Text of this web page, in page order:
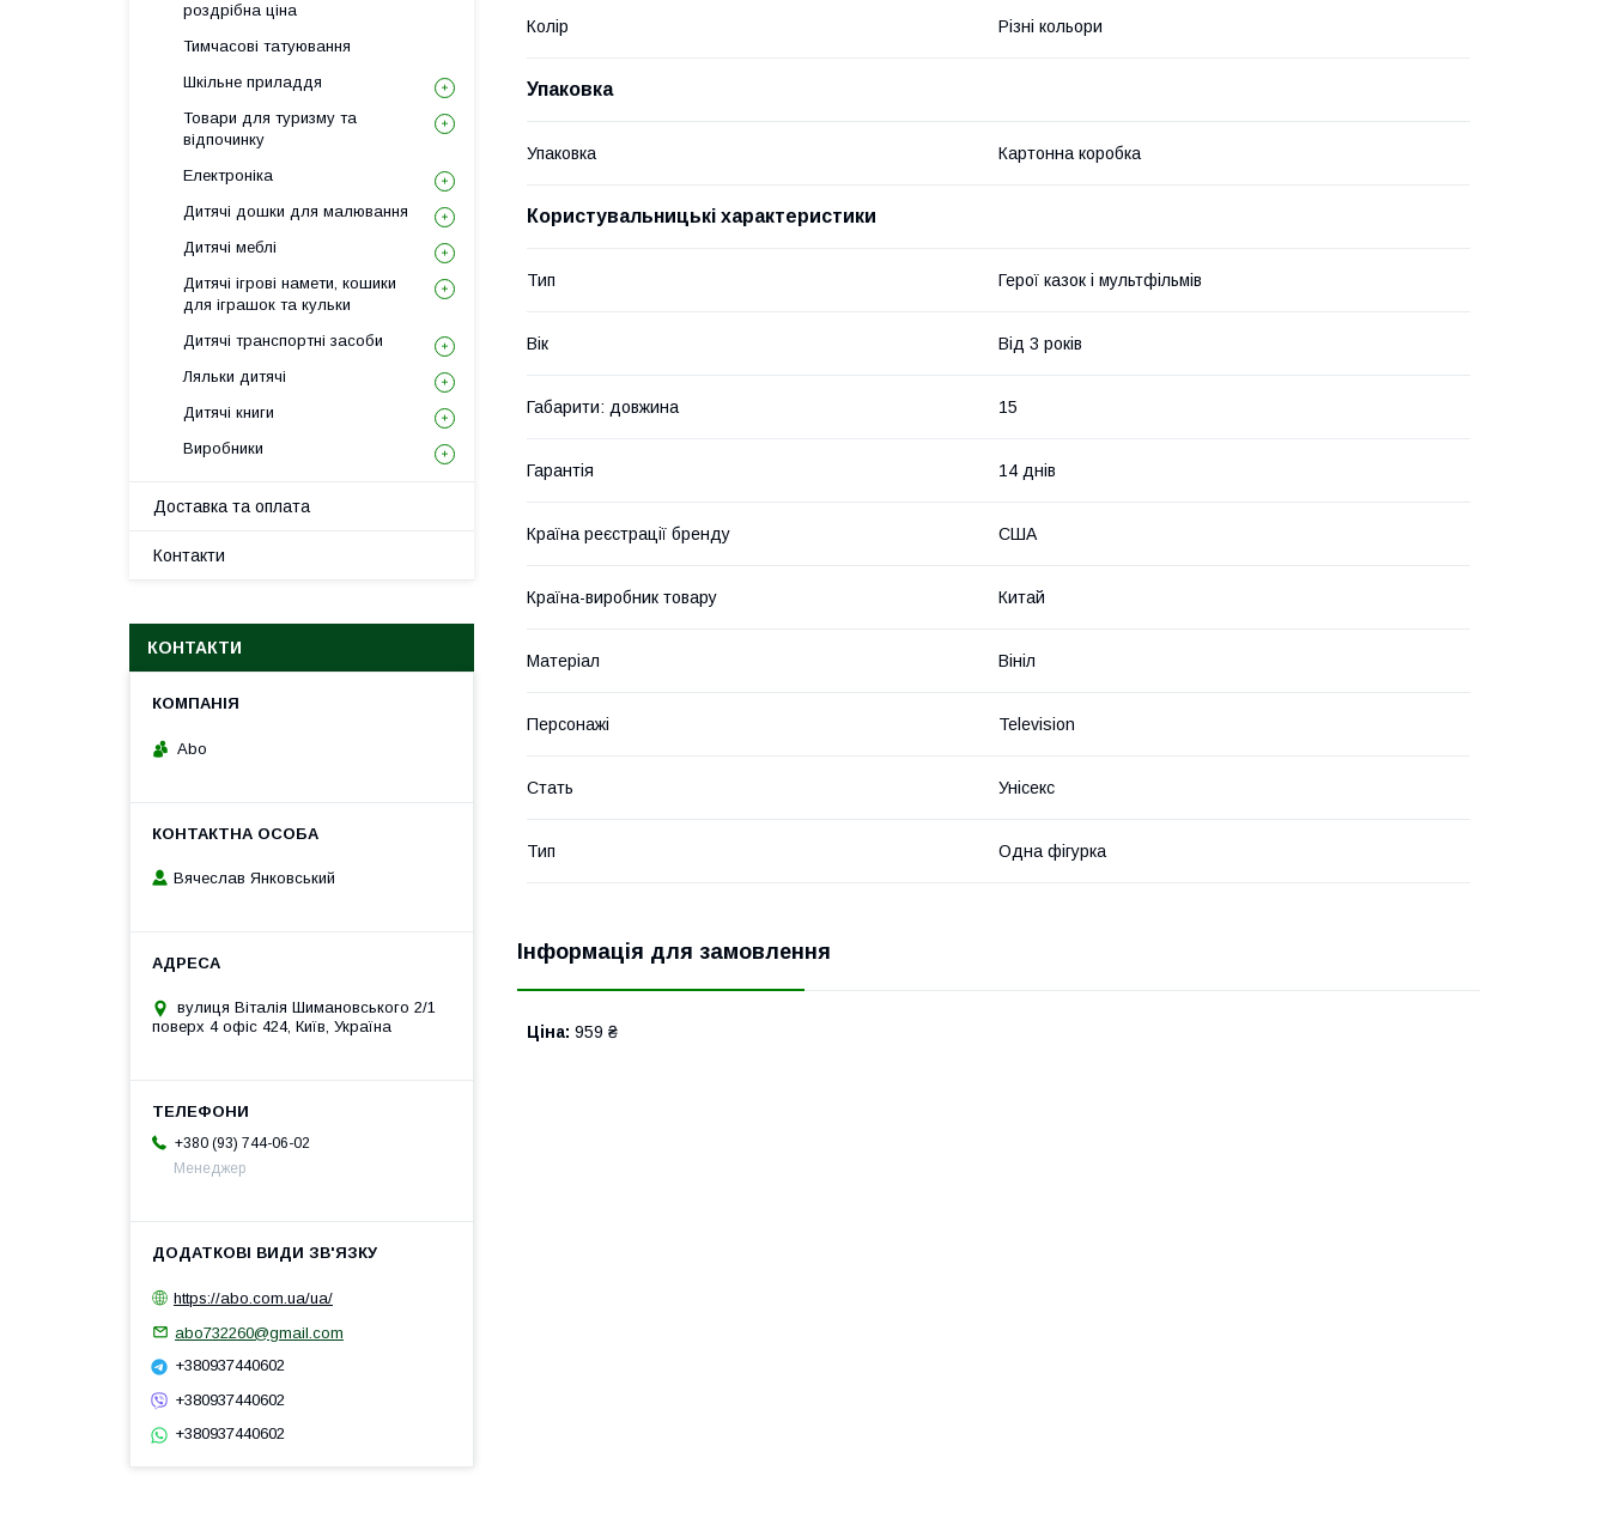
Колір Різні кольори
Упаковка
Упаковка Картонна коробка
Користувальницькі характеристики
Тип Герої казок і мультфільмів
Вік Від 3 років
Габарити: довжина 15
Гарантія 14 днів
Країна реєстрації бренду США
Країна-виробник товару Китай
Матеріал Вініл
Персонажі Television
Стать Унісекс
Тип Одна фігурка
Інформація для замовлення
Ціна: 959 ₴
роздрібна ціна
Тимчасові татуювання
Шкільне приладдя
Товари для туризму та
відпочинку
Електроніка
Дитячі дошки для малювання
Дитячі меблі
Дитячі ігрові намети, кошики
для іграшок та кульки
Дитячі транспортні засоби
Ляльки дитячі
Дитячі книги
Виробники
Доставка та оплата
Контакти
КОНТАКТИ
Abo
Вячеслав Янковський
вулиця Віталія Шимановського 2/1
поверх 4 офіс 424, Київ, Україна
+380 (93) 744-06-02
Менеджер
https://abo.com.ua/ua/
abo732260@gmail.com
+380937440602
+380937440602
+380937440602